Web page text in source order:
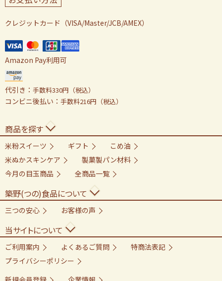
クレジットカード（VISA/Master/JCB/AMEX）
Amazon Pay利用可
代引き： 手数料330円（税込）
コンビニ後払い： 手数料216円（税込）
商品を探す
米粉スイーツ ギフト
こめ油
米ぬかスキンケア
製菓製パン材料
今月の目玉商品
全商品一覧
築野(つの)食品について
三つの安心 お客様の声
当サイトについて
ご利用案内 よくあるご質問
特商法表記
プライバシーポリシー